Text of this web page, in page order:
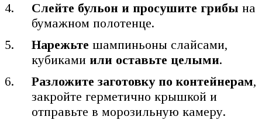
Слейте бульон и просушите грибы на
бумажном полотенце.
Нарежьте шампиньоны слайсами,
кубиками или оставьте целыми.
Разложите заготовку по контейнерам,
закройте герметично крышкой и
отправьте в морозильную камеру.